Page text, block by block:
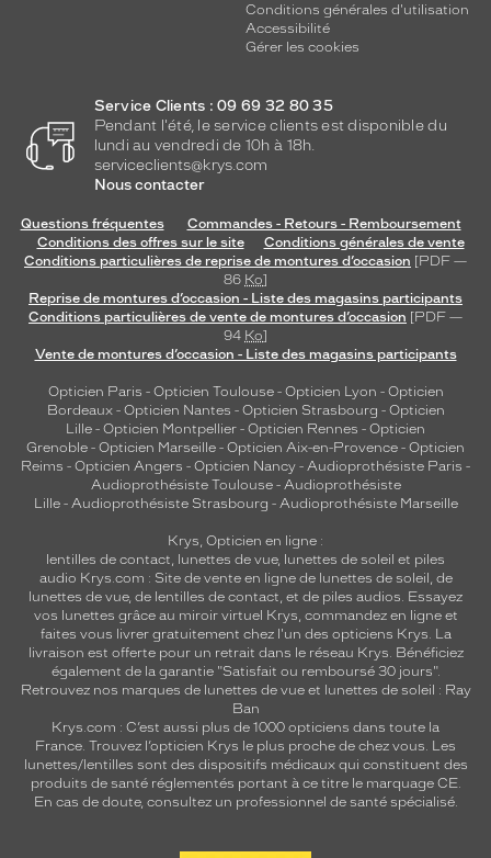
Conditions générales d'utilisation
Accessibilité
Gérer les cookies
Service Clients : 09 69 32 80 35
Pendant l'été, le service clients est disponible du
lundi au vendredi de 10h à 18h.
serviceclients@krys.com
Nous contacter
Questions fréquentes
Commandes - Retours - Remboursement
Conditions des offres sur le site
Conditions générales de vente
Conditions particulières de reprise de montures d’occasion [PDF —
86 Ko]
Reprise de montures d’occasion - Liste des magasins participants
Conditions particulières de vente de montures d’occasion [PDF —
94 Ko]
Vente de montures d’occasion - Liste des magasins participants
Opticien Paris - Opticien Toulouse- Opticien Lyon - Opticien
Bordeaux- Opticien Nantes - Opticien Strasbourg - Opticien
Lille - Opticien Montpellier - Opticien Rennes - Opticien
Grenoble - Opticien Marseille - Opticien Aix-en-Provence - Opticien
Reims - Opticien Angers - Opticien Nancy - Audioprothésiste Paris -
Audioprothésiste Toulouse- Audioprothésiste
Lille- Audioprothésiste Strasbourg - Audioprothésiste Marseille
Krys, Opticien en ligne :
lentilles de contact, lunettes de vue, lunettes de soleil et piles
audio Krys.com : Site de vente en ligne de lunettes de soleil, de
lunettes de vue, de lentilles de contact, et de piles audios. Essayez
vos lunettes grâce au miroir virtuel Krys, commandez en ligne et
faites vous livrer gratuitement chez l'un des opticiens Krys. La
livraison est offerte pour un retrait dans le réseau Krys. Bénéficiez
également de la garantie "Satisfait ou remboursé 30 jours".
Retrouvez nos marques de lunettes de vue et lunettes de soleil : Ray
Ban
Krys.com : C’est aussi plus de 1000 opticiens dans toute la
France. Trouvez l’opticien Krys le plus proche de chez vous. Les
lunettes/lentilles sont des dispositifs médicaux qui constituent des
produits de santé réglementés portant à ce titre le marquage CE.
En cas de doute, consultez un professionnel de santé spécialisé.